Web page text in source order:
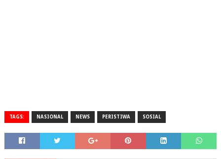
TAGS: NASIONAL NEWS PERISTIWA SOSIAL